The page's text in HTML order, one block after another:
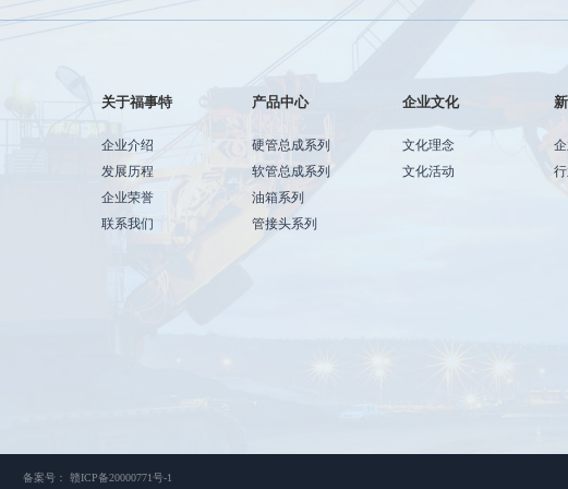
关于福事特
企业介绍
发展历程
企业荣誉
联系我们
产品中心
硬管总成系列
软管总成系列
油箱系列
管接头系列
企业文化
文化理念
文化活动
备案号： 赣ICP备20000771号-1